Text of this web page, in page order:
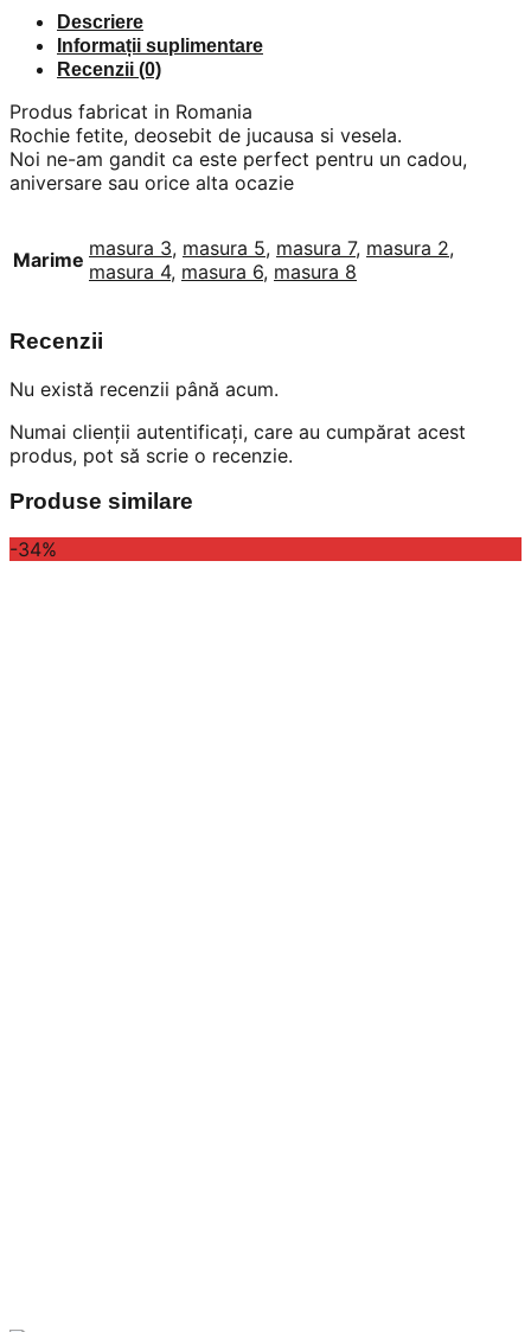
Descriere
Informații suplimentare
Recenzii (0)
Produs fabricat in Romania
Rochie fetite, deosebit de jucausa si vesela.
Noi ne-am gandit ca este perfect pentru un cadou,
aniversare sau orice alta ocazie
Marime masura 3, masura 5, masura 7, masura 2,
masura 4, masura 6, masura 8
Recenzii
Nu există recenzii până acum.
Numai clienții autentificați, care au cumpărat acest
produs, pot să scrie o recenzie.
Produse similare
-34%